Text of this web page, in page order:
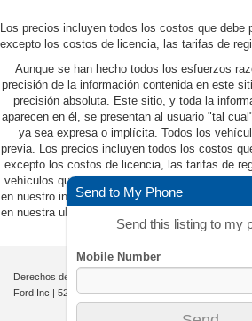
Los precios incluyen todos los costos que debe
excepto los costos de licencia, las tarifas de
Aunque se han hecho todos los esfuerzos
precisión de la información contenida en este
precisión absoluta. Este sitio, y toda la
aparecen en él, se presentan al usuario "tal
ya sea expresa o implícita. Todos los
previa. Los precios incluyen todos los costos
excepto los costos de licencia, las tarifas de
vehículos que se muestran en diferentes
en nuestro inventario (no en stock), pero
en nuestra ubicación dentro de una fecha
solicitud, que no exceda una
Derechos de autor © 2026
Ford Inc
520 River Street,Hackensack,NJ07601-
Send to My Phone
Send this listing to my